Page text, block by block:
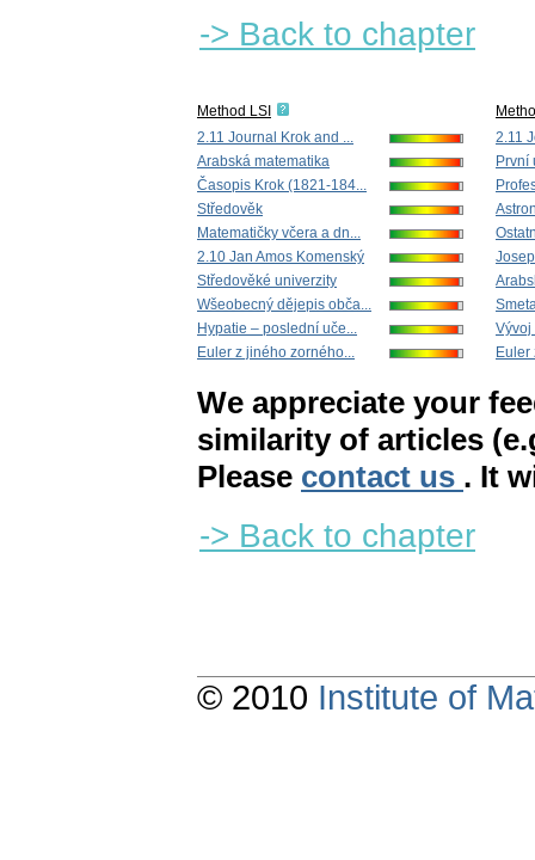
-> Back to chapter
Method LSI
2.11 Journal Krok and ...
Arabská matematika
Časopis Krok (1821-184...
Středověk
Matematičky včera a dn...
2.10 Jan Amos Komenský
Středověké univerzity
Wšeobecný dějepis obča...
Hypatie – poslední uče...
Euler z jiného zorného...
2.11
První
Vývoj
Euler
We appreciate your
similarity of articles
Please contact us . It
-> Back to chapter
© 2010 Institute of